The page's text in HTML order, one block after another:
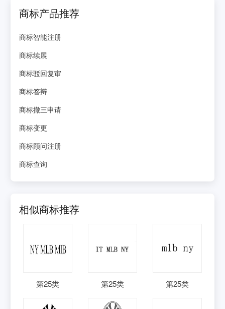
商标产品推荐
商标智能注册
商标续展
商标驳回复审
商标答辩
商标撤三申请
商标变更
商标顾问注册
商标查询
相似商标推荐
第25类 第25类 第25类